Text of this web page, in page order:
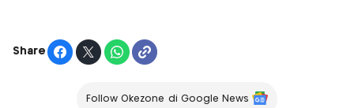
Share
Follow Okezone di Google News